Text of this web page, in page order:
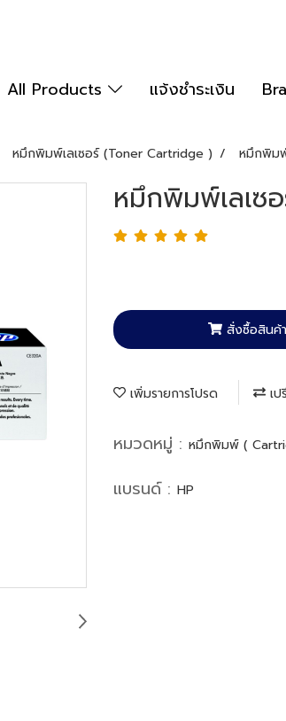
All Products แจ้งชำระเงิน
หมึกพิมพ์เลเซอร์ (Toner Cartridge ) หมึกพิม
หมึกพิมพ์เลเซ
สั่งซื้อสินค้า
เพิ่มรายการโปรด เ
หมวดหมู่ : หมึกพิมพ์ (
แบรนด์ : HP